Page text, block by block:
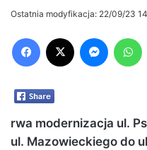
Ostatnia modyfikacja: 22/09/23
rwa modernizacja ul.
ul. Mazowieckiego do